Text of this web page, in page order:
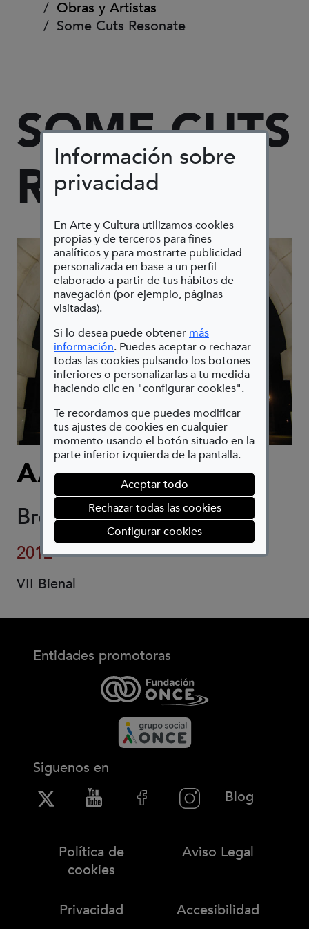
Información sobre
privacidad
En Arte y Cultura utilizamos cookies
propias y de terceros para fines
analíticos y para mostrarte publicidad
personalizada en base a un perfil
elaborado a partir de tus hábitos de
navegación (por ejemplo, páginas
visitadas).
Si lo desea puede obtener más
información(Abre en nueva ventana)
. Puedes aceptar o rechazar
todas las cookies pulsando los botones
inferiores o personalizarlas a tu medida
haciendo clic en "configurar cookies".
Te recordamos que puedes modificar
tus ajustes de cookies en cualquier
momento usando el botón situado en la
parte inferior izquierda de la pantalla.
Aceptar todo
Rechazar todas las cookies
Configurar cookies(abre en ventana
Obras y Artistas
Some Cuts Resonate
SOME CUTS
RESONATE
AARON MCPEAKE
Bronce 122 x 122 x 5 cm
2012
VII Bienal
Entidades promotoras
Siguenos en
Blog
Política de
cookies
Aviso Legal
Privacidad Accesibilidad